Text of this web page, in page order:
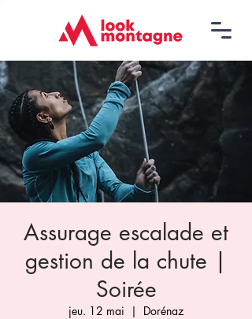
Assurage escalade et
gestion de la chute |
Soirée
jeu. 12 mai
  |
Dorénaz